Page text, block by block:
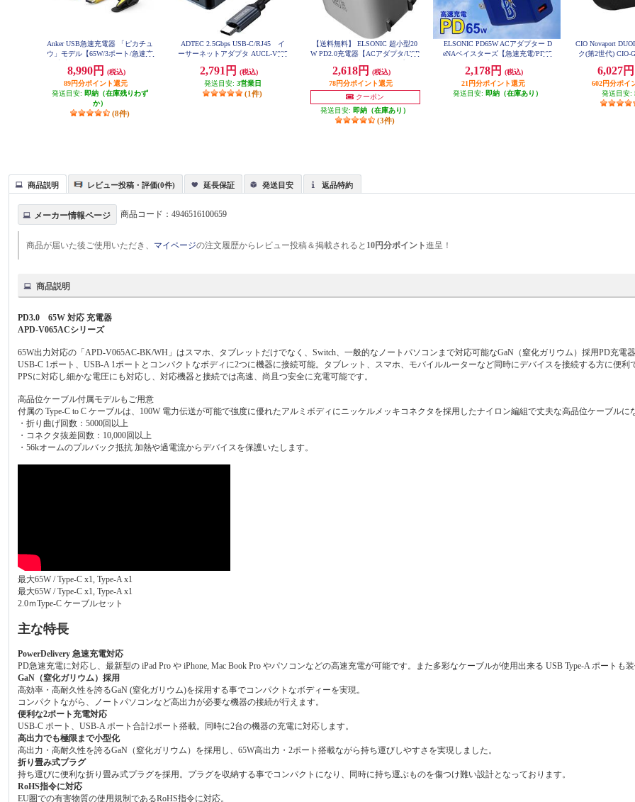
Anker USB急速充電器 「ピカチュ
ウ」モデル【65W/3ポート/急速充
ラボ】 B2668N71
8,990円
(税込)
89円分ポイント還元
発送目安: 即納（在庫残りわず
か）
(8件)
ADTEC 2.5Gbps USB-C/RJ45 イ
ーサーネットアダプタ AUCL-V025
2,791円
(税込)
発送目安: 3営業日
(1件)
【送料無料】 ELSONIC 超小型20
W PD2.0充電器【ACアダプタ/USB
折りたたみ】 ECJ-AC20PD03
2,618円
(税込)
78円分ポイント還元
クーポン
発送目安: 即納（在庫あり）
(3件)
ELSONIC PD65W ACアダプター D
eNAベイスターズ【急速充電/PD65
帯、iPad】 EC-PD65WAB
2,178円
(税込)
21円分ポイント還元
発送目安: 即納（在庫あり）
CIO Novaport
ク(第2世代) CIO-
6,027
602円分ポイ
発送目安:
商品説明 レビュー投稿・評価(0件) 延長保証 発送目安 返品特約
メーカー情報ページ 商品コード：4946516100659
商品が届いた後ご使用いただき、 マイページの注文履歴からレビュー投稿＆掲載されると 10円分ポイント進呈！
商品説明
PD3.0 65W 対応 充電器
APD-V065ACシリーズ
65W出力対応の「APD-V065AC-BK/WH」はスマホ、タブレットだけでなく、Switch、一般的なノートパソコンまで対応可能なGaN（窒化ガリウム）採用PD充電
USB-C 1ポート、USB-A 1ポートとコンパクトなボディに2つに機器に接続可能。タブレット、スマホ、モバイルルーターなど同時にデバイスを接続する方に便利
PPSに対応し細かな電圧にも対応し、対応機器と接続では高速、尚且つ安全に充電可能です。
高品位ケーブル付属モデルもご用意
付属の Type-C to C ケーブルは、100W 電力伝送が可能で強度に優れたアルミボディにニッケルメッキコネクタを採用したナイロン編組で丈夫な高品位ケーブルに
・折り曲げ回数：5000回以上
・コネクタ抜差回数：10,000回以上
・56kオームのプルバック抵抗 加熱や過電流からデバイスを保護いたします。
最大65W / Type-C x1, Type-A x1
最大65W / Type-C x1, Type-A x1
2.0ｍType-C ケーブルセット
主な特長
PowerDelivery 急速充電対応
PD急速充電に対応し、最新型の iPad Pro や iPhone, Mac Book Pro やパソコンなどの高速充電が可能です。また多彩なケーブルが使用出来る USB Type-A ポートも
GaN（窒化ガリウム）採用
高効率・高耐久性を誇るGaN (窒化ガリウム)を採用する事でコンパクトなボディーを実現。
コンパクトながら、ノートパソコンなど高出力が必要な機器の接続が行えます。
便利な2ポート充電対応
USB-C ポート、USB-A ポート合計2ポート搭載。同時に2台の機器の充電に対応します。
高出力でも極限まで小型化
高出力・高耐久性を誇るGaN（窒化ガリウム）を採用し、65W高出力・2ポート搭載ながら持ち運びしやすさを実現しました。
折り畳み式プラグ
持ち運びに便利な折り畳み式プラグを採用。プラグを収納する事でコンパクトになり、同時に持ち運ぶものを傷つけ難い設計となっております。
RoHS指令に対応
EU圏での有害物質の使用規制であるRoHS指令に対応。